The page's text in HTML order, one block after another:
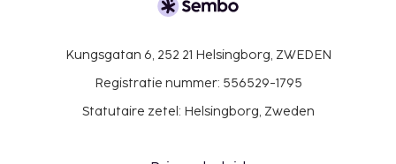
Kungsgatan 6, 252 21 Helsingborg, ZWEDEN
Registratie nummer: 556529-1795
Statutaire zetel: Helsingborg, Zweden